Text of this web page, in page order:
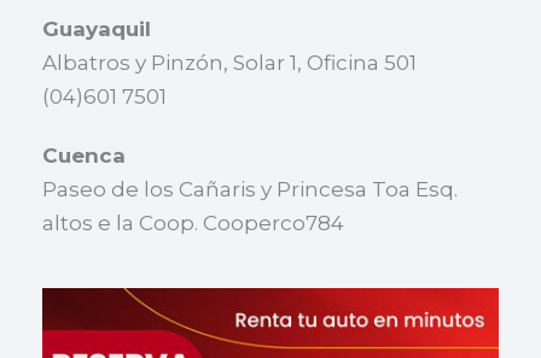
Guayaquil
Albatros y Pinzón, Solar 1, Oficina 501
(04)601 7501
Cuenca
Paseo de los Cañaris y Princesa Toa Esq.
altos e la Coop. Cooperco784